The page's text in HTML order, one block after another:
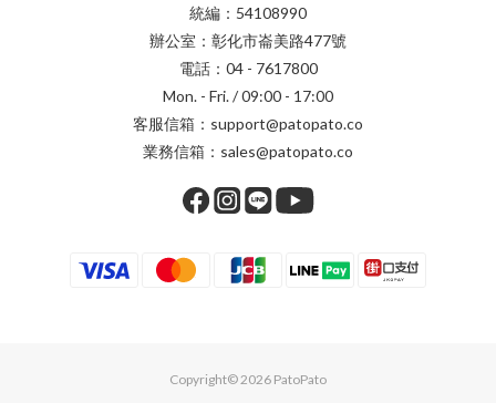
統編：54108990
辦公室：彰化市崙美路477號
電話：04 - 7617800
Mon. - Fri. / 09:00 - 17:00
客服信箱：support@patopato.co
業務信箱：sales@patopato.co
Copyright© 2026 PatoPato